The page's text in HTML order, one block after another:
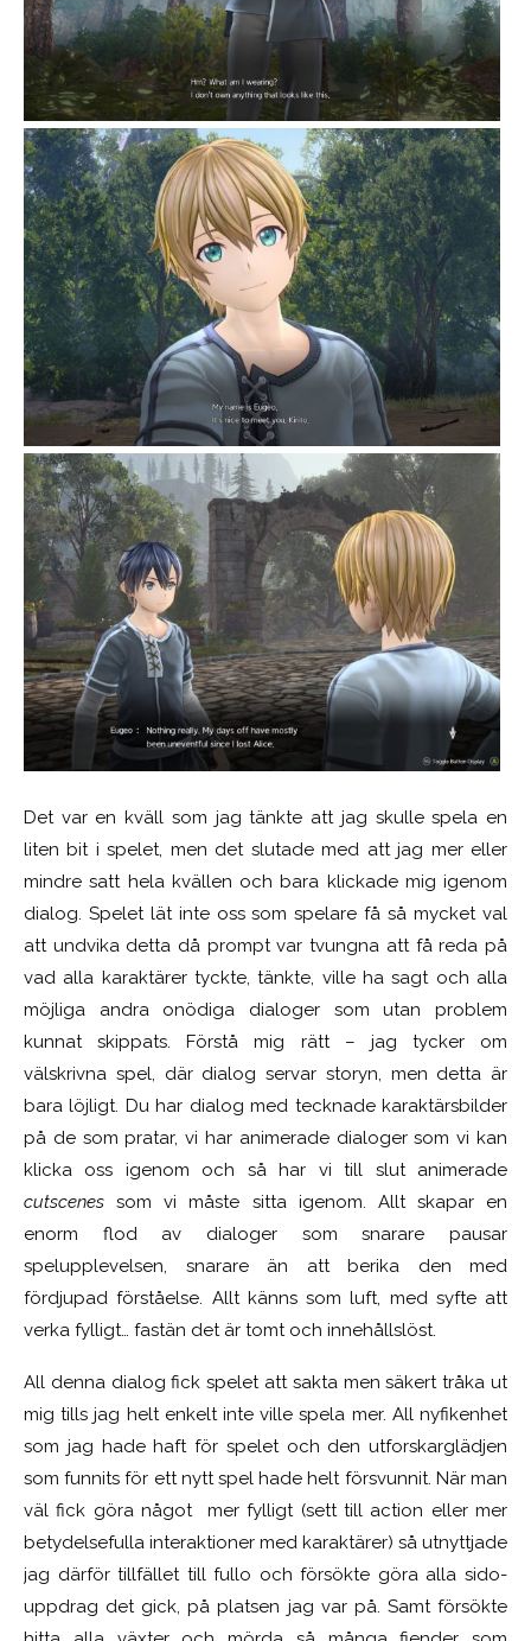
Det var en kväll som jag tänkte att jag skulle spela en
liten bit i spelet, men det slutade med att jag mer eller
mindre satt hela kvällen och bara klickade mig igenom
dialog. Spelet lät inte oss som spelare få så mycket val
att undvika detta då prompt var tvungna att få reda på
vad alla karaktärer tyckte, tänkte, ville ha sagt och alla
möjliga andra onödiga dialoger som utan problem
kunnat skippats. Förstå mig rätt – jag tycker om
välskrivna spel, där dialog servar storyn, men detta är
bara löjligt. Du har dialog med tecknade karaktärsbilder
på de som pratar, vi har animerade dialoger som vi kan
klicka oss igenom och så har vi till slut animerade
cutscenes som vi måste sitta igenom. Allt skapar en
enorm flod av dialoger som snarare pausar
spelupplevelsen, snarare än att berika den med
fördjupad förståelse. Allt känns som luft, med syfte att
verka fylligt… fastän det är tomt och innehållslöst.
All denna dialog fick spelet att sakta men säkert tråka ut
mig tills jag helt enkelt inte ville spela mer. All nyfikenhet
som jag hade haft för spelet och den utforskarglädjen
som funnits för ett nytt spel hade helt försvunnit. När man
väl fick göra något mer fylligt (sett till action eller mer
betydelsefulla interaktioner med karaktärer) så utnyttjade
jag därför tillfället till fullo och försökte göra alla sido-
uppdrag det gick, på platsen jag var på. Samt försökte